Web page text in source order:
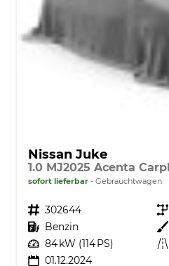
Nissan Juke
sofort lieferbar Gebrauchtwagen
Fahrzeugnr. 302644 Getriebe
Kraftstoff Benzin Außenfarbe
Leistung 84 kW (114 PS) Kilometerstand
01.12.2024